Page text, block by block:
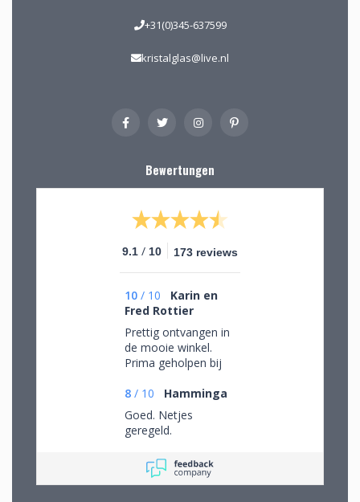
+31(0)345-637599
kristalglas@live.nl
Bewertungen
9.1 / 10 173 reviews
10 / 10
Karin en
Fred Rottier
Prettig ontvangen in
de mooie winkel.
Prima geholpen bij
schitterend glaswerk
8 / 10
Hamminga
Goed. Netjes
geregeld.